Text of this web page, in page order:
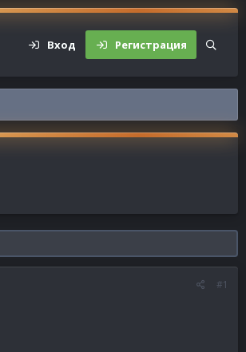
Вход Регистрация
#1